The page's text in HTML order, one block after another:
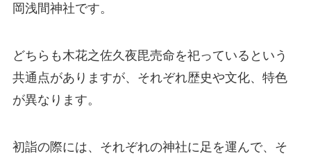
岡浅間神社です。
どちらも木花之佐久夜毘売命を祀っているという
共通点がありますが、それぞれ歴史や文化、特色
が異なります。
初詣の際には、それぞれの神社に足を運んで、そ